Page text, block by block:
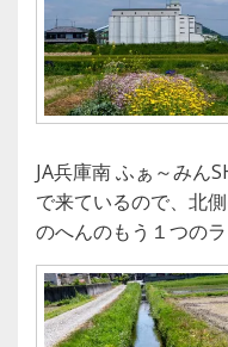
JA兵庫南 ふぁ～みん
で来ているので、北
のへんのもう１つの